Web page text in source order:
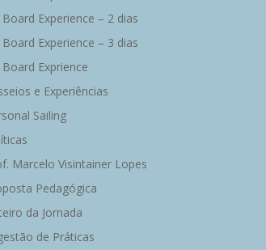
Board Experience – 2 dias
Board Experience – 3 dias
Board Exprience
e Experiências
Sailing
Marcelo Visintainer Lopes
Pedagógica
da Jornada
de Práticas